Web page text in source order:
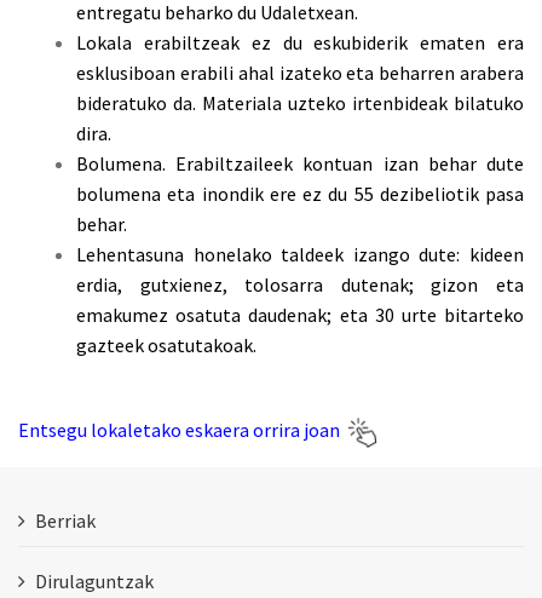
entregatu beharko du Udaletxean.
Lokala erabiltzeak ez du eskubiderik ematen era
esklusiboan erabili ahal izateko eta beharren arabera
bideratuko da. Materiala uzteko irtenbideak bilatuko
dira.
Bolumena. Erabiltzaileek kontuan izan behar dute
bolumena eta inondik ere ez du 55 dezibeliotik pasa
behar.
Lehentasuna honelako taldeek izango dute: kideen
erdia, gutxienez, tolosarra dutenak; gizon eta
emakumez osatuta daudenak; eta 30 urte bitarteko
gazteek osatutakoak.
Entsegu lokaletako eskaera orrira joan
Berriak
Dirulaguntzak